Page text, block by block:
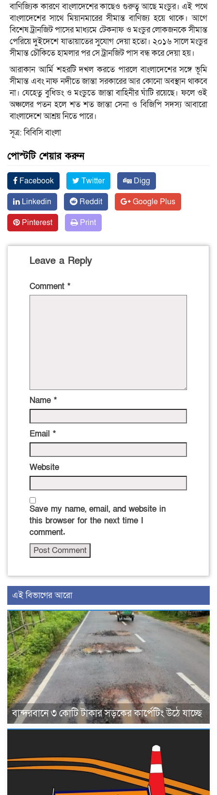
বাণিজ্যিক কারণে বাংলাদেশের কাছেও গুরুত্ব আছে মংডুর। এই পথে
বাংলাদেশের সাথে মিয়ানমারের সীমান্ত বাণিজ্য হয়ে থাকে। আগে
বিশেষ ট্রানজিট পাসের মাধ্যমে টেকনাফ ও মংডুর লোকজনকে সীমান্ত
পেরিয়ে দুইদেশে যাতায়াতের সুযোগ দেয়া হতো। ২০১৬ সালে মংডুর
সীমান্ত চৌকিতে হামলার পর সে ট্রানজিট পাস বন্ধ করে দেয়া হয়।
আরাকান আর্মি শহরটি দখল করতে পারলে বাংলাদেশের সঙ্গে ভূমি
সীমান্ত এবং নাফ নদীতে জান্তা সরকারের আর কোনো অবস্থান থাকবে
না। যেহেতু বুধিডং ও মংডুতে জান্তা বাহিনীর ঘাঁটি রয়েছে। ফলে ওই
অঞ্চলের পতন হলে শত শত জান্তা সেনা ও বিজিপি সদস্য আবারো
বাংলাদেশে আশ্রয় নিতে পারে।
সূত্র: বিবিসি বাংলা
পোস্টটি শেয়ার করুন
Facebook Twitter
Digg
Linkedin
Reddit
Google Plus
Pinterest
Print
Leave a Reply
Comment *
Name *
Email *
Website
Save my name, email, and website in
this browser for the next time I
comment.
এই বিভাগের আরো
বান্দরবানে ৩ কোটি টাকার সড়কের কার্পেটিং উঠে যাচ্ছে